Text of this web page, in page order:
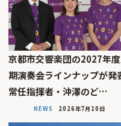
京都市交響楽団の2027年
期演奏会ラインナップが発表
常任指揮者・沖澤のど…
NEWS 2026年7月10日